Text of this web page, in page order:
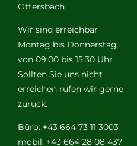
Ottersbach
Wir sind erreichbar
Montag bis Donnerstag
von 09:00 bis 15:30 Uhr
Sollten Sie uns nicht
erreichen rufen wir gerne
zurück.
Büro: +43 664 73 11 3003
mobil: +43 664 28 08 437